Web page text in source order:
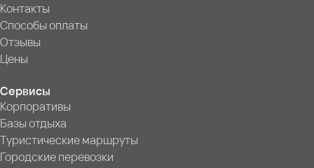
Контакты
Способы оплаты
Отзывы
Цены
Сервисы
Корпоративы
Базы отдыха
Туристические маршруты
Городские перевозки